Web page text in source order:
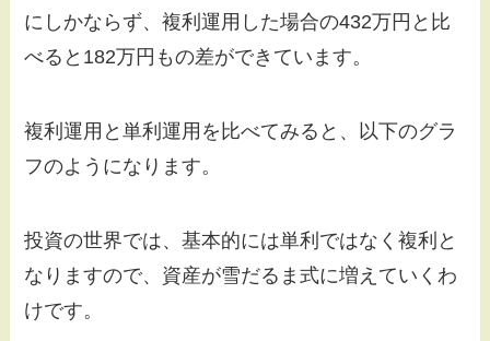
にしかならず、複利運用した場合の432万円と比
べると182万円もの差ができています。
複利運用と単利運用を比べてみると、以下のグラ
フのようになります。
投資の世界では、基本的には単利ではなく複利と
なりますので、資産が雪だるま式に増えていくわ
けです。